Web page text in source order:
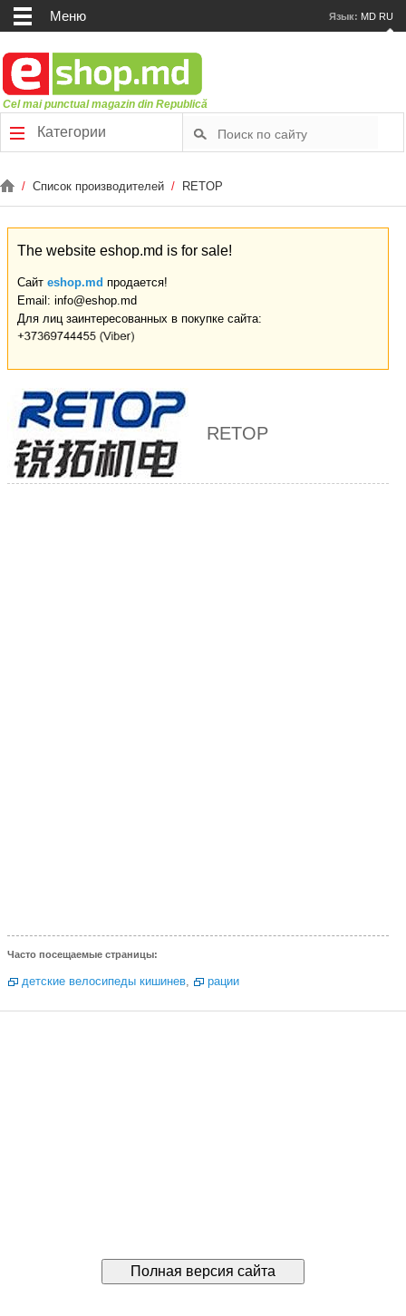
Меню Язык: MD RU
Cel mai punctual magazin din Republică
Категории
/ Список производителей / RETOP
The website eshop.md is for sale!
Сайт eshop.md продается!
Email: info@eshop.md
Для лиц заинтересованных в покупке сайта:
RETOP
Часто посещаемые страницы:
детские велосипеды кишинев, рации